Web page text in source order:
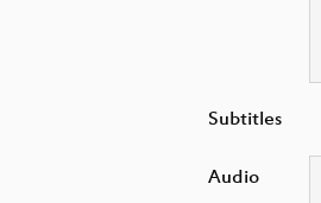
Subtitles
Audio